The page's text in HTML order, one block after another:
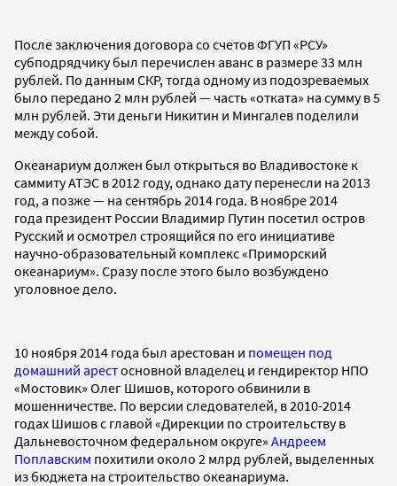
После заключения договора со счетов ФГУП «РСУ»
субподрядчику был перечислен аванс в размере 33 млн
рублей. По данным СКР, тогда одному из подозреваемых
было передано 2 млн рублей — часть «отката» на сумму в 5
млн рублей. Эти деньги Никитин и Мингалев поделили
между собой.
Океанариум должен был открыться во Владивостоке к
саммиту АТЭС в 2012 году, однако дату перенесли на 2013
год, а позже — на сентябрь 2014 года. В ноябре 2014
года президент России Владимир Путин посетил остров
Русский и осмотрел строящийся по его инициативе
научно-образовательный комплекс «Приморский
океанариум». Сразу после этого было возбуждено
уголовное дело.
10 ноября 2014 года был арестован и помещен под
домашний арестосновной владелец и гендиректор НПО
«Мостовик» Олег Шишов, которого обвинили в
мошенничестве. По версии следователей, в 2010-2014
годах Шишов с главой «Дирекции по строительству в
Дальневосточном федеральном округе» Андреем
Поплавским похитили около 2 млрд рублей, выделенных
из бюджета на строительство океанариума.